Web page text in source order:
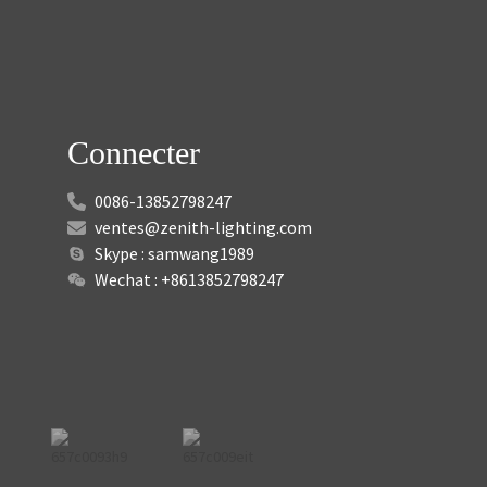
Connecter
0086-13852798247
ventes@zenith-lighting.com
Skype : samwang1989
Wechat : +8613852798247